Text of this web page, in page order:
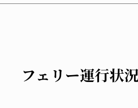
フェリー運行状